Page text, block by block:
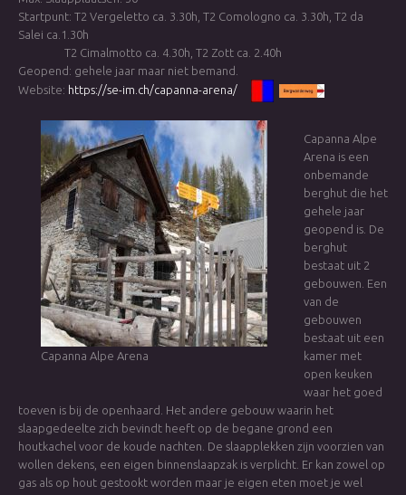
Startpunt: T2 Vergeletto ca. 3.30h, T2 Comologno ca. 3.30h, T2 da
Salei ca.1.30h
T2 Cimalmotto ca. 4.30h, T2 Zott ca. 2.40h
Geopend: gehele jaar maar niet bemand.
Website: https://se-im.ch/capanna-arena/
Capanna Alpe Arena
Capanna Alpe
Arena is een
onbemande
berghut die het
gehele jaar
geopend is. De
berghut
bestaat uit 2
gebouwen. Een
van de
gebouwen
bestaat uit een
kamer met
open keuken
waar het goed
toeven is bij de openhaard. Het andere gebouw waarin het
slaapgedeelte zich bevindt heeft op de begane grond een
houtkachel voor de koude nachten. De slaapplekken zijn voorzien van
wollen dekens, een eigen binnenslaapzak is verplicht. Er kan zowel op
gas als op hout gestookt worden maar je eigen eten moet je wel